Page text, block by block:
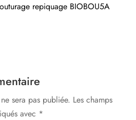
repiquage BIOBOU5A
sera pas publiée. Les champs
avec *